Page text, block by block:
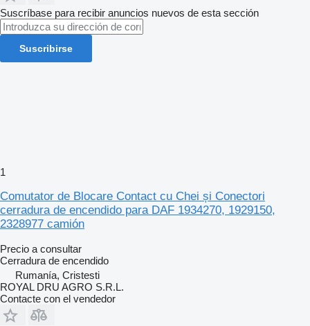
Suscríbase para recibir anuncios nuevos de esta sección
Suscribirse
1
Comutator de Blocare Contact cu Chei și Conectori
cerradura de encendido para DAF 1934270, 1929150,
2328977 camión
Precio a consultar
Cerradura de encendido
Rumanía, Cristesti
ROYAL DRU AGRO S.R.L.
Contacte con el vendedor